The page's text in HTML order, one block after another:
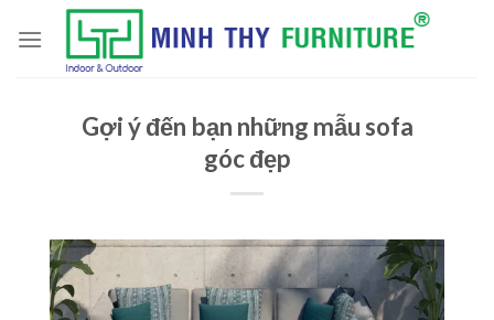
Gợi ý đến bạn những mẫu sofa
góc đẹp